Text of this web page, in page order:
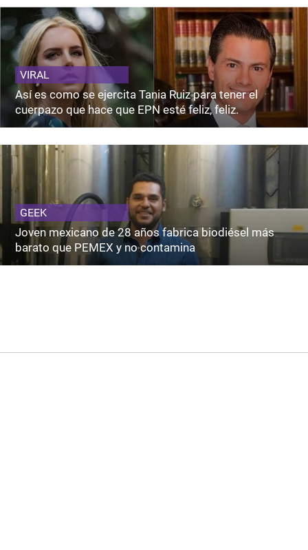
VIRAL
Así es como se ejercita Tania Ruiz para tener el
cuerpazo que hace que EPN esté feliz, feliz.
GEEK
Joven mexicano de 28 años fabrica biodiésel más
barato que PEMEX y no contamina